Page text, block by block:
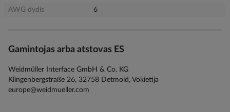
AWG dydis
6
Gamintojas arba atstovas ES
Weidmüller Interface GmbH & Co. KG
Klingenbergstraße 26, 32758 Detmold, Vokietija
europe@weidmueller.com